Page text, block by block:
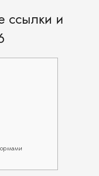
ссылки и